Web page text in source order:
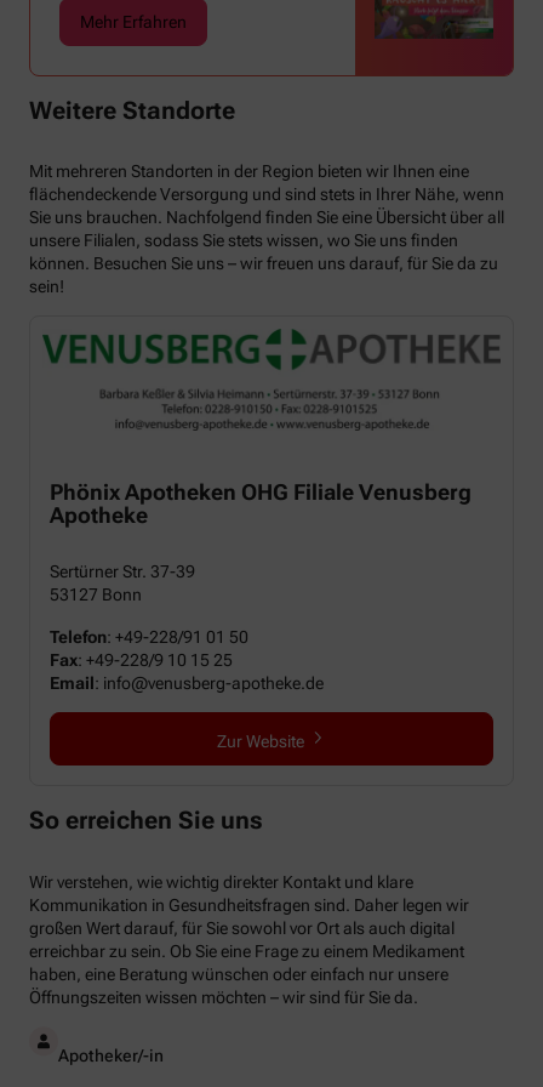
Mehr Erfahren
Weitere Standorte
Mit mehreren Standorten in der Region bieten wir Ihnen eine
flächendeckende Versorgung und sind stets in Ihrer Nähe, wenn
Sie uns brauchen. Nachfolgend finden Sie eine Übersicht über all
unsere Filialen, sodass Sie stets wissen, wo Sie uns finden
können. Besuchen Sie uns – wir freuen uns darauf, für Sie da zu
sein!
Phönix Apotheken OHG Filiale Venusberg
Apotheke
Sertürner Str. 37-39
53127 Bonn
Telefon: +49-228/91 01 50
Fax: +49-228/9 10 15 25
Email: info@venusberg-apotheke.de
Zur Website
So erreichen Sie uns
Wir verstehen, wie wichtig direkter Kontakt und klare
Kommunikation in Gesundheitsfragen sind. Daher legen wir
großen Wert darauf, für Sie sowohl vor Ort als auch digital
erreichbar zu sein. Ob Sie eine Frage zu einem Medikament
haben, eine Beratung wünschen oder einfach nur unsere
Öffnungszeiten wissen möchten – wir sind für Sie da.
Apotheker/-in